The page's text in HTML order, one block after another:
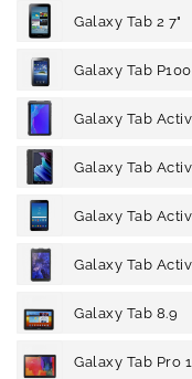
Galaxy Tab 2 7"
Galaxy Tab
Galaxy Tab
Galaxy Tab
Galaxy Tab
Galaxy Tab
Galaxy Tab 8.9
Galaxy Tab Pro